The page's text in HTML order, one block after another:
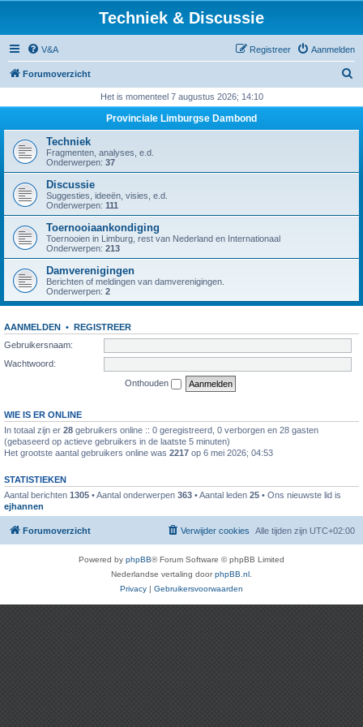
Techniek & Discussie
V&A Aanmelden
Registreer
Forumoverzicht
k
Het is momenteel 7 augustus 2026; 14:10
Provinciale Limburgse Dambond
Techniek
Fragmenten, analyses, e.d.
Onderwerpen: 37
Discussie
Suggesties, ideeën, visies, e.d.
Onderwerpen: 111
Toernooiaankondiging
Toernooien in Limburg, rest van Nederland en Internationaal
Onderwerpen: 213
Damverenigingen
Berichten of meldingen van damverenigingen.
Onderwerpen: 2
AANMELDEN • REGISTREER
Gebruikersnaam:
Wachtwoord:
Onthouden
WIE IS ER ONLINE
In totaal zijn er 28 gebruikers online :: 0 geregistreerd, 0 verborgen en 28 gasten
(gebaseerd op actieve gebruikers in de laatste 5 minuten)
Het grootste aantal gebruikers online was 2217 op 6 mei 2026; 04:53
STATISTIEKEN
Aantal berichten 1305 • Aantal onderwerpen 363 • Aantal leden 25 • Ons nieuwste lid is
ejhannen
Forumoverzicht Alle tijden zijn UTC+02:00
Verwijder cookies
Powered by phpBB® Forum Software © phpBB Limited
Nederlandse vertaling doorphpBB.nl
Privacy | Gebruikersvoorwaarden